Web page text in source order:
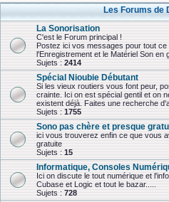
Les Forums de
La Sonorisation
C'est le Forum principal !
Postez ici vos messages pour tout ce
l'Enregistrement et le Matériel Son en
Sujets : 2414
Spécial Nioubie Débutant
Si les vieux routiers vous font peur,
crainte. Ici on est spécial gentil et on
existent déjà. Faites une recherche
Sujets : 1755
Sono pas chère et presque
ici vous trouverez enfin ce que vous
gratuite
Sujets : 15
Informatique, Consoles
Ici on discute le tout numérique et
Cubase et Logic et tout le bazar.....
Sujets : 728